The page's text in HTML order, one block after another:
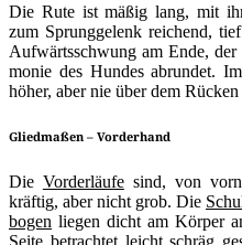
Die Rute ist mäßig lang, mit
zum Sprung­ge­lenk rei­chend,
Auf­wärts­schwung am Ende,
mo­nie des Hun­des abrun­det.
höher, aber nie über dem
Gliedmaßen – Vorderhand
Die Vor­der­läu­fesind, von
kräf­tig, aber nicht grob. Die
bo­gen lie­gen dicht am Kör­per
Sei­te betrach­tet leicht schräg